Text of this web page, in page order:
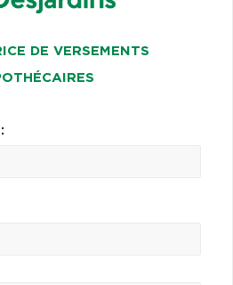
DE VERSEMENTS